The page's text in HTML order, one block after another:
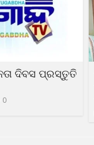
ଦିବସ ପ୍ରସ୍ତୁତି
0